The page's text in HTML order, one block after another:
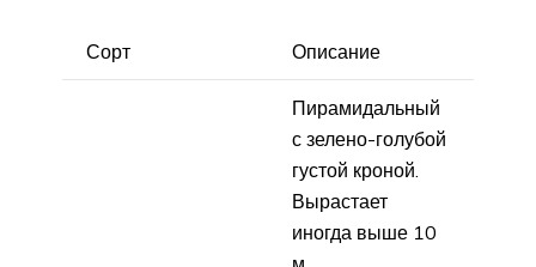
Сорт Описание
Пирамидальный
с зелено-голубой
густой кроной.
Вырастает
иногда выше 10